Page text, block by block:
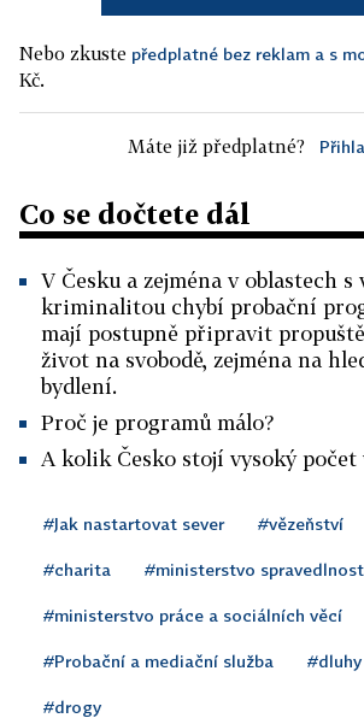
Nebo zkuste předplatné bez reklam a s
Kč.
Máte již předplatné?
Co se dočtete dál
V Česku a zejména v oblastech s
kriminalitou chybí probační
mají postupně připravit
život na svobodě, zejména na
bydlení.
Proč je programů málo?
A kolik Česko stojí vysoký počet
#Jak nastartovat sever #vězeňství
#charita #ministerstvo
#ministerstvo práce a sociálních věcí
#Probační a mediační služba #dluhy
#drogy